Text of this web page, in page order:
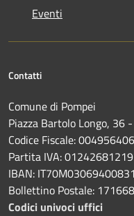
Eventi
Contatti
Comune di Pompei
Piazza Bartolo Longo, 36
Codice Fiscale:
Partita IVA: 01242681219
IBAN:
Bollettino Postale:
Codici univoci uffici